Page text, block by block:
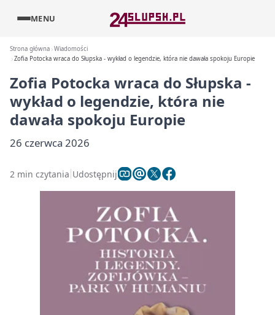
MENU
Strona główna Wiadomości
Zofia Potocka wraca do Słupska - wykład o legendzie, która nie dawała spokoju Europie
Zofia Potocka wraca do Słupska -
wykład o legendzie, która nie
dawała spokoju Europie
26 czerwca 2026
2 min czytania Udostępnij